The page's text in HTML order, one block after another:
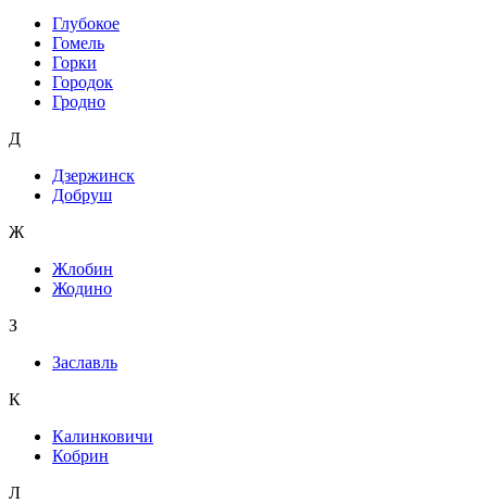
Глубокое
Гомель
Горки
Городок
Гродно
Д
Дзержинск
Добруш
Ж
Жлобин
Жодино
З
Заславль
К
Калинковичи
Кобрин
Л